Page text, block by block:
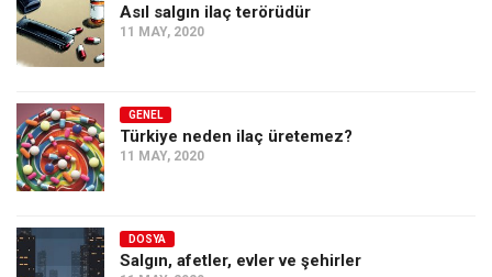
Asıl salgın ilaç terörüdür
11 MAY, 2020
GENEL
Türkiye neden ilaç üretemez?
11 MAY, 2020
DOSYA
Salgın, afetler, evler ve şehirler